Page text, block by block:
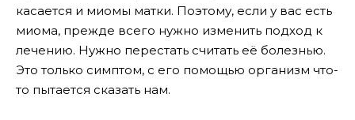
касается и миомы матки. Поэтому, если у вас есть
миома, прежде всего нужно изменить подход к
лечению. Нужно перестать считать её болезнью.
Это только симптом, с его помощью организм что-
то пытается сказать нам.